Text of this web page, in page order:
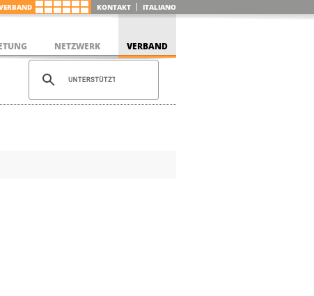
KONTAKT ITALIANO
NETZWERK VERBAND